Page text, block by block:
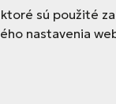
sú použité
nastavenia